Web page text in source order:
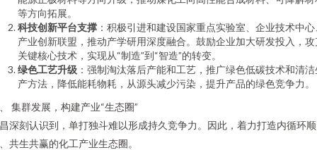
等方向拓展。
科技创新平台支撑 ：积极引进和建设国家重点实验室、企业技术中
产业创新联盟，推动产学研用深度融合。鼓励企业加大研发投入，攻
关键核心技术，实现从“制造”到“智造”的转变。
绿色工艺升级 ：强制淘汰落后产能和工艺，推广绿色低碳技术和清洁
产方法，降低能耗物耗，从源头减少污染，提升产品的绿色竞争力。
集群发展，构建产业“生态圈”
深刻认识到，单打独斗难以形成持久竞争力。因此，着力打造内循环顺
共生共赢的化工产业生态圈。